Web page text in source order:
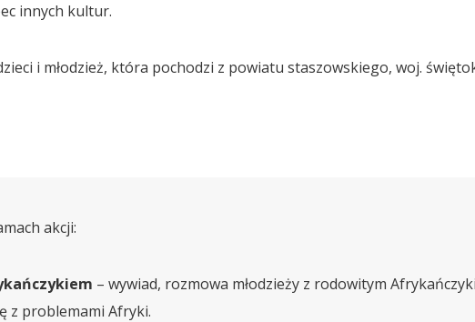
innych kultur.
i młodzież, która pochodzi z powiatu staszowskiego, woj.
akcji:
– wywiad, rozmowa młodzieży z rodowitym
z problemami Afryki.